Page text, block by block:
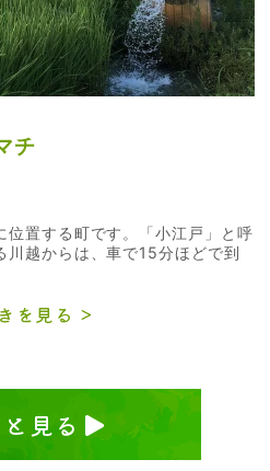
チ
位置する町です。「小江戸」と呼
川越からは、車で15分ほどで到
を見る
見る